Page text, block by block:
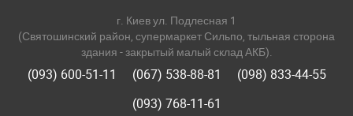
г. Киев ул. Подлесная 1
(Святошинский район, супермаркет Сильпо, тыльная сторона
здания - закрытый малый склад АКБ).
(093) 600-51-11 (067) 538-88-81
(098) 833-44-55
(093) 768-11-61